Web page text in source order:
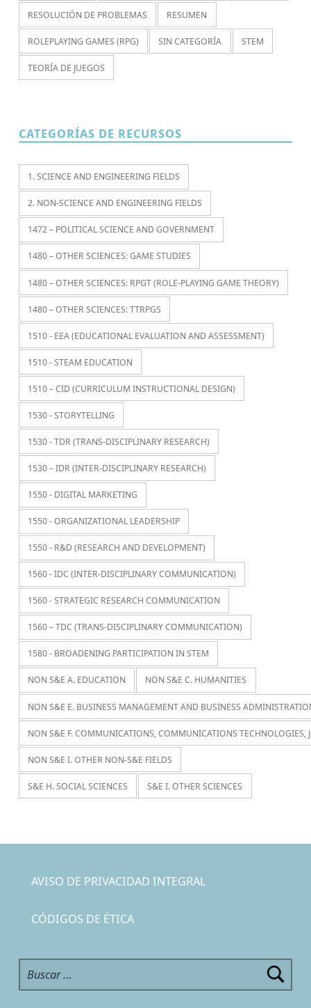
RESOLUCIÓN DE PROBLEMAS RESUMEN
ROLEPLAYING GAMES (RPG) SIN CATEGORÍA STEM
TEORÍA DE JUEGOS
CATEGORÍAS DE RECURSOS
1. SCIENCE AND ENGINEERING FIELDS
2. NON-SCIENCE AND ENGINEERING FIELDS
1472 – POLITICAL SCIENCE AND GOVERNMENT
1480 – OTHER SCIENCES: GAME STUDIES
1480 – OTHER SCIENCES: RPGT (ROLE-PLAYING GAME THEORY)
1480 – OTHER SCIENCES: TTRPGS
1510 - EEA (EDUCATIONAL EVALUATION AND ASSESSMENT)
1510 - STEAM EDUCATION
1510 – CID (CURRICULUM INSTRUCTIONAL DESIGN)
1530 - STORYTELLING
1530 - TDR (TRANS-DISCIPLINARY RESEARCH)
1530 – IDR (INTER-DISCIPLINARY RESEARCH)
1550 - DIGITAL MARKETING
1550 - ORGANIZATIONAL LEADERSHIP
1550 - R&D (RESEARCH AND DEVELOPMENT)
1560 - IDC (INTER-DISCIPLINARY COMMUNICATION)
1560 - STRATEGIC RESEARCH COMMUNICATION
1560 – TDC (TRANS-DISCIPLINARY COMMUNICATION)
1580 - BROADENING PARTICIPATION IN STEM
NON S&E A. EDUCATION NON S&E C. HUMANITIES
NON S&E E. BUSINESS MANAGEMENT AND BUSINESS
NON S&E F. COMMUNICATIONS, COMMUNICATIONS TECHNOLOGIES,
NON S&E I. OTHER NON-S&E FIELDS
S&E H. SOCIAL SCIENCES S&E I. OTHER SCIENCES
AVISO DE PRIVACIDAD INTEGRAL
CÓDIGOS DE ÉTICA
Buscar: